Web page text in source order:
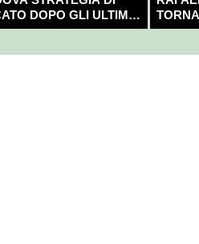
DOPO GLI ULTIMI